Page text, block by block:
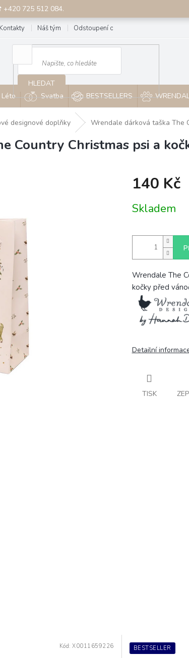
+420 725 512 084.
Kontakty Náš tým Odstoupení od smlouvy
HLEDAT
Léto Svatba BESTSELLERS
designové doplňky Wrendale dárková taška The
Country Christmas psi a
140 Kč
cena:
Skladem
Wrendale The
kočky před
Detailní
TISK
Kód: X0011659226 BESTSELLER